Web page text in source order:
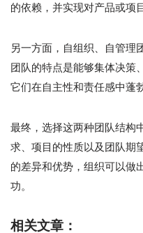
的依赖，并实现对产品或项
另一方面，自组织、自管理
团队的特点是能够集体决策
它们在自主性和责任感中蓬
最终，选择这两种团队结构
求、项目的性质以及团队期
的差异和优势，组织可以做
功。
相关文章：